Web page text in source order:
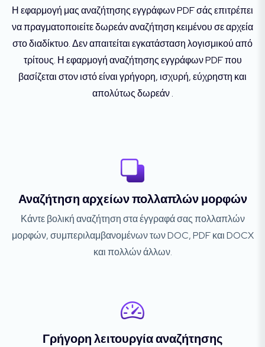
Η εφαρμογή μας αναζήτησης εγγράφων PDF σάς επιτρέπει
να πραγματοποιείτε δωρεάν αναζήτηση κειμένου σε αρχεία
στο διαδίκτυο. Δεν απαιτείται εγκατάσταση λογισμικού από
τρίτους. Η εφαρμογή αναζήτησης εγγράφων PDF που
βασίζεται στον ιστό είναι γρήγορη, ισχυρή, εύχρηστη και
απολύτως δωρεάν .
Αναζήτηση αρχείων πολλαπλών μορφών
Κάντε βολική αναζήτηση στα έγγραφά σας πολλαπλών
μορφών, συμπεριλαμβανομένων των DOC, PDF και DOCX
και πολλών άλλων.
Γρήγορη λειτουργία αναζήτησης